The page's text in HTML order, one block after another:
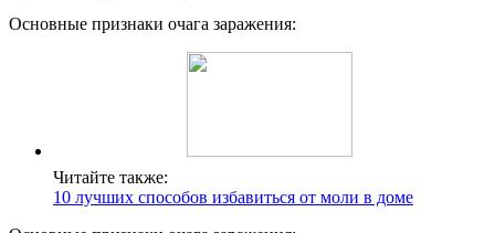
Основные признаки очага заражения:
Читайте также:
10 лучших способов избавиться от моли в доме